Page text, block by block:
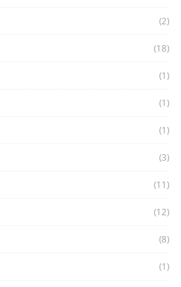
(2)
(18)
(1)
(1)
(1)
(3)
(11)
(12)
(8)
(1)